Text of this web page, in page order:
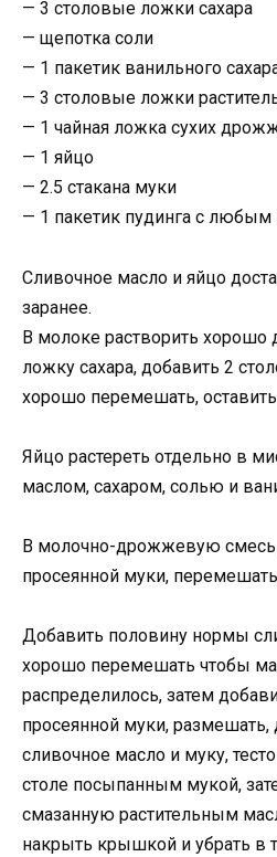
— 3 столовые ложки сахара
— щепотка соли
— 1 пакетик ванильного
— 3 столовые ложки
— 1 чайная ложка сухих
— 1 яйцо
— 2.5 стакана муки
— 1 пакетик пудинга с любым
Сливочное масло и яйцо
заранее.
В молоке растворить
ложку сахара, добавить 2
хорошо перемешать,
Яйцо растереть отдельно в
маслом, сахаром, солью и
В молочно-дрожжевую смесь
просеянной муки,
Добавить половину нормы
хорошо перемешать чтобы
распределилось, затем
просеянной муки, размешать,
сливочное масло и муку,
столе посыпанным мукой,
смазанную растительным
накрыть крышкой и убрать в